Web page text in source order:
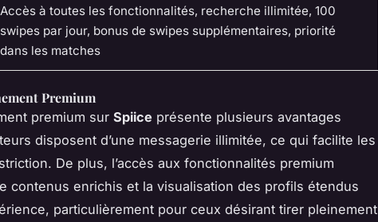
Accès à toutes les fonctionnalités, recherche illimitée, 100
swipes par jour, bonus de swipes supplémentaires, priorité
dans les matches
Premium
premium sur Spiice présente plusieurs avantages
disposent d’une messagerie illimitée, ce qui facilite les
De plus, l’accès aux fonctionnalités premium
contenus enrichis et la visualisation des profils étendus
particulièrement pour ceux désirant tirer pleinement